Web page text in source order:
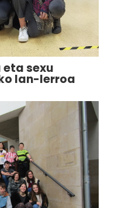
sexu
lan-lerroa